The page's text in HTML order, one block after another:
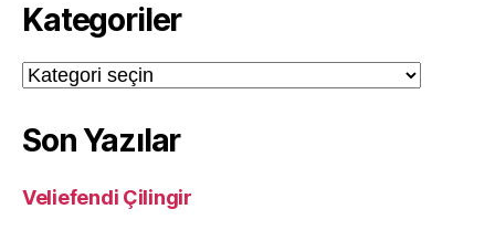
Kategoriler
Kategoriler
Son Yazılar
Veliefendi Çilingir